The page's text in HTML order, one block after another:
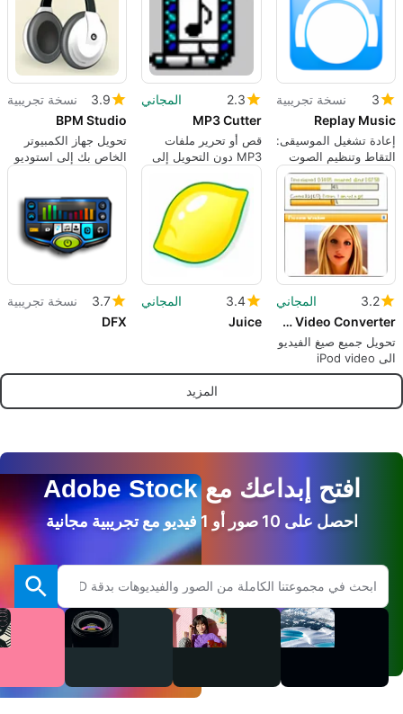
3
نسخة تجريبية
Replay Music
إعادة تشغيل الموسيقى:
التقاط وتنظيم الصوت
بسهولة
2.3
المجاني
MP3 Cutter
قص أو تحرير ملفات
MP3 دون التحويل إلى
WAV
3.9
نسخة تجريبية
BPM Studio
تحويل جهاز الكمبيوتر
الخاص بك إلى استوديو
للتسجيل لخلطات MP3
3.2
المجاني
Free iPod Video Converter
تحويل جميع صيغ الفيديو
الى iPod video
3.4
المجاني
Juice
3.7
نسخة تجريبية
DFX
المزيد
افتح إبداعك مع Adobe Stock
احصل على 10 صور أو 1 فيديو مع تجريبية مجانية
البحث في موقع Adobe.com